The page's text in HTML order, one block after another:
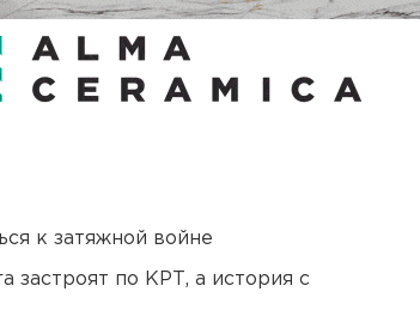
к затяжной войне
застроят по КРТ, а история с